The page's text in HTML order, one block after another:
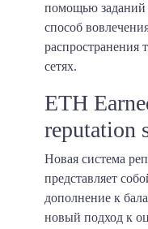
помощью заданий
способ
распространения
сетях.
ETH
reputation
Новая система
представляет
дополнение к
новый подход к